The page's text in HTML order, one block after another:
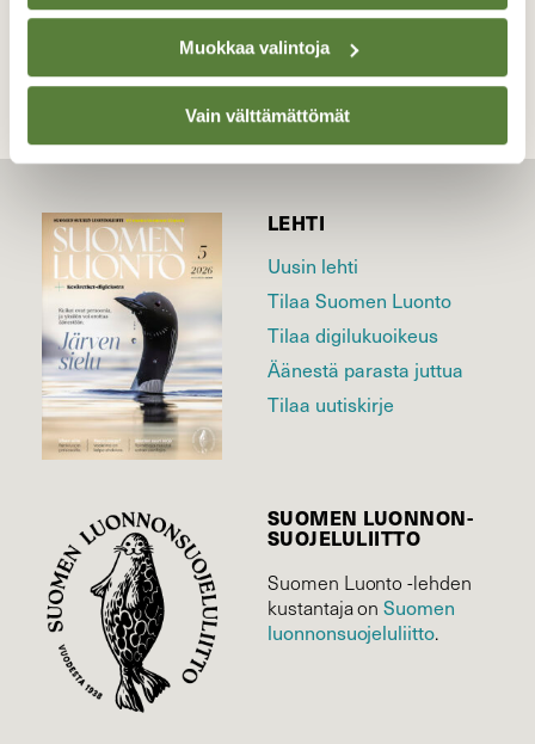
Muokkaa valintoja
Vain välttämättömät
LEHTI
Uusin lehti
Tilaa Suomen Luonto
Tilaa digilukuoikeus
Äänestä parasta juttua
Tilaa uutiskirje
SUOMEN LUONNON­
SUOJELU­LIITTO
Suomen Luonto -lehden
kustantaja onSuomen
luonnonsuojelu­liitto.